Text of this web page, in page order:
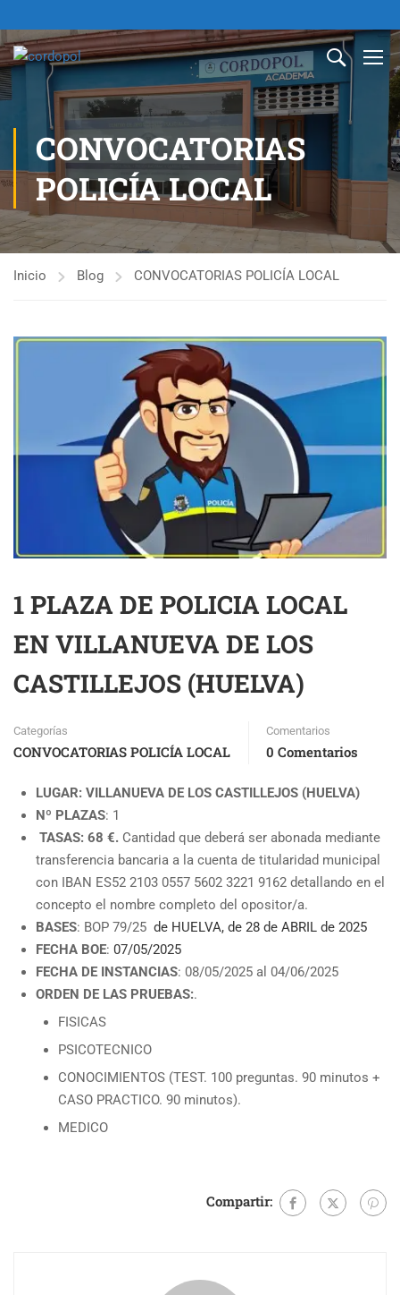
CONVOCATORIAS
POLICÍA LOCAL
Inicio Blog CONVOCATORIAS POLICÍA LOCAL
1 PLAZA DE POLICIA LOCAL
EN VILLANUEVA DE LOS
CASTILLEJOS (HUELVA)
Categorías
CONVOCATORIAS POLICÍA LOCAL
Comentarios
0 Comentarios
LUGAR: VILLANUEVA DE LOS CASTILLEJOS (HUELVA)
Nº PLAZAS: 1
TASAS: 68 €. Cantidad que deberá ser abonada mediante
transferencia bancaria a la cuenta de titularidad municipal
con IBAN ES52 2103 0557 5602 3221 9162 detallando en el
concepto el nombre completo del opositor/a.
BASES: BOP 79/25 de HUELVA, de 28 de ABRIL de 2025
FECHA BOE: 07/05/2025
FECHA DE INSTANCIAS: 08/05/2025 al 04/06/2025
ORDEN DE LAS PRUEBAS:.
FISICAS
PSICOTECNICO
CONOCIMIENTOS (TEST. 100 preguntas. 90 minutos +
CASO PRACTICO. 90 minutos).
MEDICO
Compartir: